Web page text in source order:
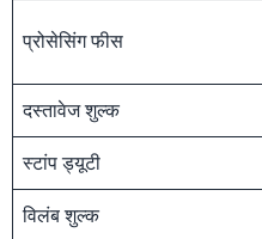
प्रोसेसिंग फीस
दस्तावेज शुल्क
स्टांप ड्यूटी
विलंब शुल्क